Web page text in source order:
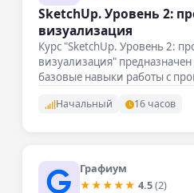
SketchUp. Уровень 2:
визуализация
Курс "SketchUp. Уровень 2:
визуализация" предназначен
базовые навыки работы с
Начальный 16 часов
Графиум
★★★★★ 4.5(2)